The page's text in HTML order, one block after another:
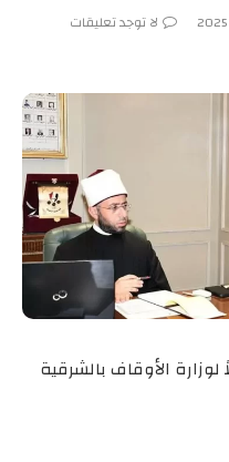
لا توجد تعليقات
الأوقاف بالشرقية